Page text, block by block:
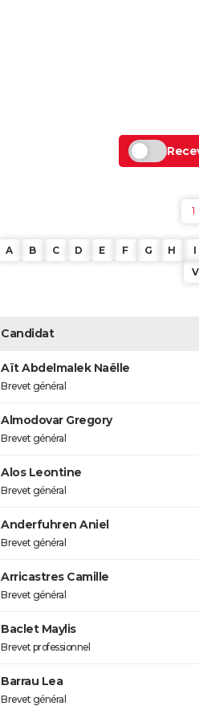
1
A B C D E F G H I
V
Candidat
Aït Abdelmalek Naëlle
Brevet général
Almodovar Gregory
Brevet général
Alos Leontine
Brevet général
Anderfuhren Aniel
Brevet général
Arricastres Camille
Brevet général
Baclet Maylis
Brevet professionnel
Barrau Lea
Brevet général